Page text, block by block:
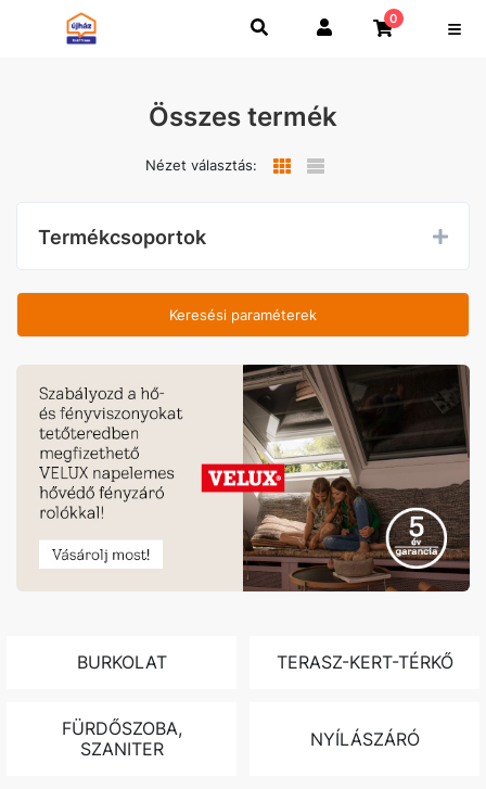
0
Összes termék
Nézet választás:
Termékcsoportok
Keresési paraméterek
BURKOLAT TERASZ-KERT-TÉRKŐ
FÜRDŐSZOBA,
SZANITER
NYÍLÁSZÁRÓ